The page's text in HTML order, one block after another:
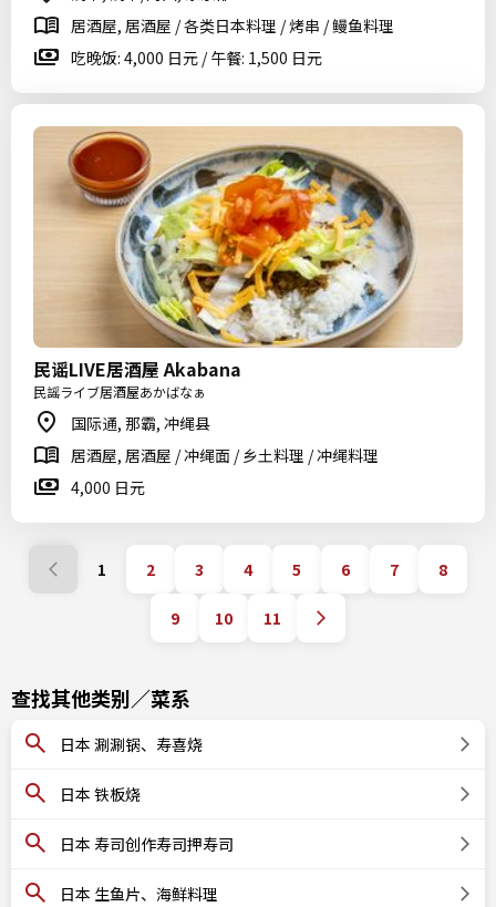
居酒屋, 居酒屋 / 各类日本料理 / 烤串 / 鳗鱼料理
吃晚饭: 4,000 日元 / 午餐: 1,500 日元
民谣LIVE居酒屋 Akabana
民謡ライブ居酒屋あかばなぁ
国际通, 那霸, 冲绳县
居酒屋, 居酒屋 / 冲绳面 / 乡土料理 / 冲绳料理
4,000 日元
1 2 3 4 5 6 7 8
9 10 11
查找其他类别／菜系
日本 涮涮锅、寿喜烧
日本 铁板烧
日本 寿司创作寿司押寿司
日本 生鱼片、海鲜料理